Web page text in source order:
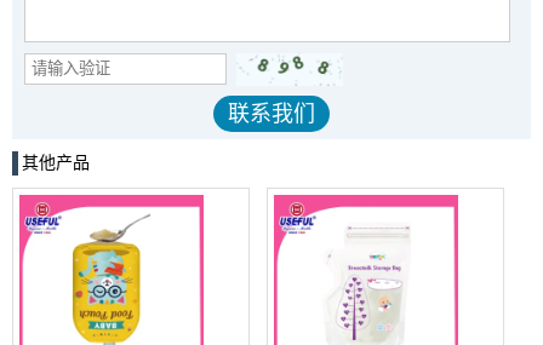
其他产品